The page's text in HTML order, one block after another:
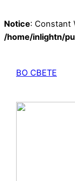
Notice: Constant
/home/inlightn/
содержимому
ВО СВЕТЕ